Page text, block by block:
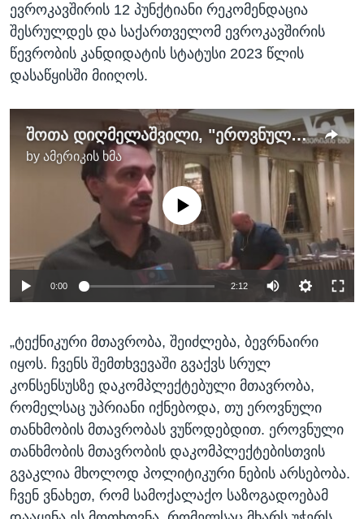
ევროკავშირის 12 პუნქტიანი რეკომენდაცია
შესრულდეს და საქართველომ ევროკავშირის
წევრობის კანდიდატის სტატუსი 2023 წლის
დასაწყისში მიიღოს.
შოთა დიღმელაშვილი, "ეროვნული თანხმობის მთავრობის" იდეას აყენებს
by ამერიკის ხმა
No media source currently available
0:00 2:12
„ტექნიკური მთავრობა, შეიძლება, ბევრნაირი
იყოს. ჩვენს შემთხვევაში გვაქვს სრულ
კონსენსუსზე დაკომპლექტებული მთავრობა,
რომელსაც უპრიანი იქნებოდა, თუ ეროვნული
თანხმობის მთავრობას ვუწოდებდით. ეროვნული
თანხმობის მთავრობის დაკომპლექტებისთვის
გვაკლია მხოლოდ პოლიტიკური ნების არსებობა.
ჩვენ ვნახეთ, რომ სამოქალაქო საზოგადოებამ